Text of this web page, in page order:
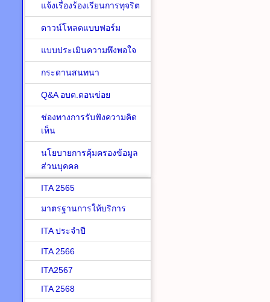
แจ้งเรื่องร้องเรียนการทุจริต
ดาวน์โหลดแบบฟอร์ม
แบบประเมินความพึงพอใจ
กระดานสนทนา
Q&A อบต.ดอนข่อย
ช่องทางการรับฟังความคิด
เห็น
นโยบายการคุ้มครองข้อมูล
ส่วนบุคคล
ITA 2565
มาตรฐานการให้บริการ
ITA ประจำปี
ITA 2566
ITA2567
ITA 2568